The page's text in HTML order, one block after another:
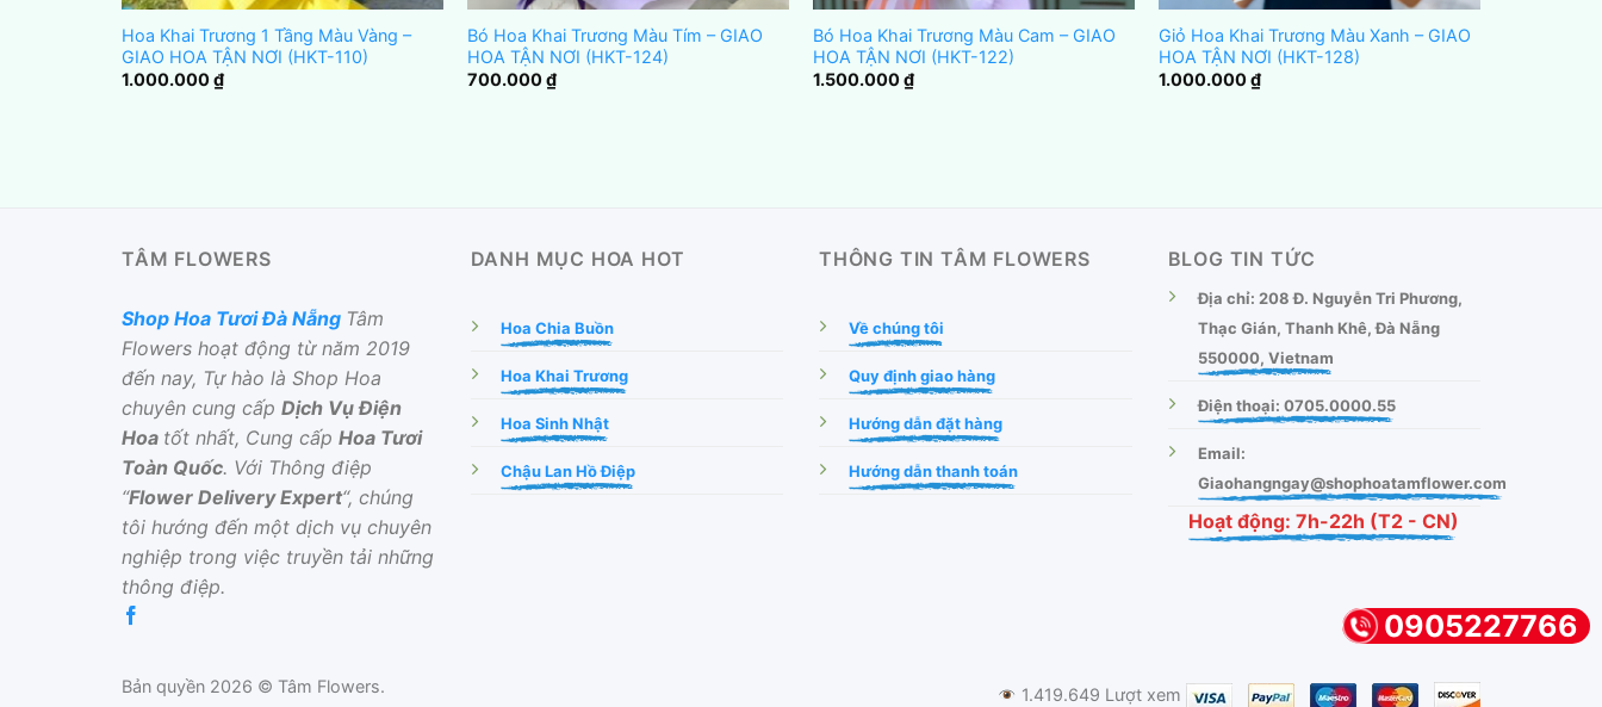
Hoa Khai Trương 1 Tầng Màu Vàng –
GIAO HOA TẬN NƠI (HKT-110)
1.000.000₫
Bó Hoa Khai Trương Màu Tím – GIAO
HOA TẬN NƠI (HKT-124)
700.000₫
Bó Hoa Khai Trương Màu Cam – GIAO
HOA TẬN NƠI (HKT-122)
1.500.000₫
Giỏ Hoa Khai Trương Màu Xanh – GIAO
HOA TẬN NƠI (HKT-128)
1.000.000₫
TÂM FLOWERS
Shop Hoa Tươi Đà Nẵng Tâm
Flowers hoạt động từ năm 2019
đến nay, Tự hào là Shop Hoa
chuyên cung cấp Dịch Vụ Điện
Hoa tốt nhất, Cung cấp Hoa Tươi
Toàn Quốc. Với Thông điệp
“Flower Delivery Expert“, chúng
tôi hướng đến một dịch vụ chuyên
nghiệp trong việc truyền tải những
thông điệp.
DANH MỤC HOA HOT
Hoa Chia Buồn
Hoa Khai Trương
Hoa Sinh Nhật
Chậu Lan Hồ Điệp
THÔNG TIN TÂM FLOWERS
Về chúng tôi
Quy định giao hàng
Hướng dẫn đặt hàng
Hướng dẫn thanh toán
BLOG TIN TỨC
Địa chỉ: 208 Đ. Nguyễn Tri Phương,
Thạc Gián, Thanh Khê, Đà Nẵng
550000, Vietnam
Điện thoại: 0705.0000.55
Email:
Giaohangngay@shophoatamflower.com
Hoạt động: 7h-22h (T2 - CN)
1.419.649 Lượt xem
Bản quyền 2026 © Tâm Flowers.
0905227766